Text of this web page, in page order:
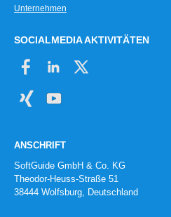
Unternehmen
SOCIALMEDIA AKTIVITÄTEN
ANSCHRIFT
SoftGuide GmbH & Co. KG
Theodor-Heuss-Straße 51
38444 Wolfsburg, Deutschland